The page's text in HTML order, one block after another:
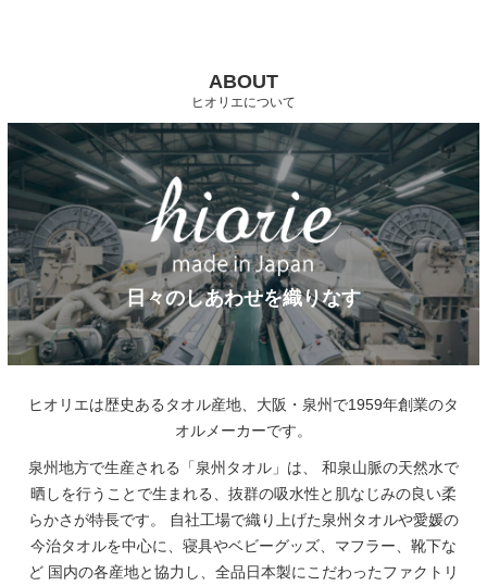
ABOUT
ヒオリエについて
日々のしあわせを織りなす
ヒオリエは歴史あるタオル産地、大阪・泉州で1959年創業のタ
オルメーカーです。
泉州地方で生産される「泉州タオル」は、
和泉山脈の天然水で
晒しを行うことで生まれる、抜群の吸水性と肌なじみの良い柔
らかさが特長です。
自社工場で織り上げた泉州タオルや愛媛の
今治タオルを中心に、寝具やベビーグッズ、マフラー、靴下な
ど 国内の各産地と協力し、全品日本製にこだわったファクトリ